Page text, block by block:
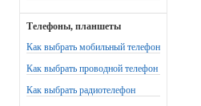
Телефоны, планшеты
Как выбрать мобильный телефон
Как выбрать проводной телефон
Как выбрать радиотелефон